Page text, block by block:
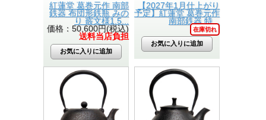
紅蓮堂 葛巻元作 南部
鉄器 布団形鉄瓶 みの
り 霰文様1.5...
価格：50,600円(税込)
送料当店負担
【2027年1月仕上がり
予定】紅蓮堂 葛巻元作
南部鉄器 特...
在庫切れ